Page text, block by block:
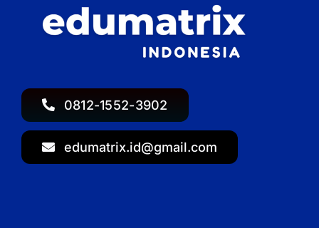
0812-1552-3902
edumatrix.id@gmail.com